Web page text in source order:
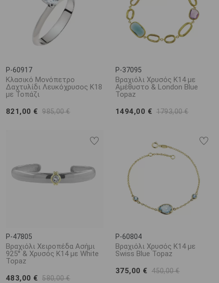
P-60917
Κλασικό Μονόπετρο
Δαχτυλίδι Λευκόχρυσος Κ18
με Τοπάζι
821,00 € 985,00 €
P-37095
Βραχιόλι Χρυσός Κ14 με
Αμέθυστο & London Blue
Topaz
1494,00 € 1793,00 €
P-47805
Βραχιόλι Χειροπέδα Ασήμι
925° & Χρυσός Κ14 με White
Topaz
483,00 € 580,00 €
P-60804
Βραχιόλι Χρυσός Κ14 με
Swiss Blue Topaz
375,00 € 450,00 €